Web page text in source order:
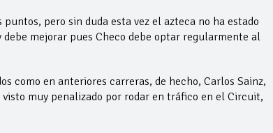
pero sin duda esta vez el azteca no ha estado
mejorar pues Checo debe optar regularmente al
como en anteriores carreras, de hecho, Carlos Sainz,
muy penalizado por rodar en tráfico en el Circuit,